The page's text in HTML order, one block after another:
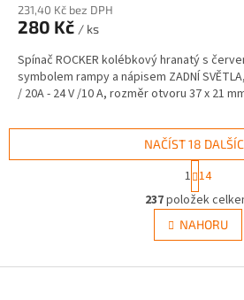
231,40 Kč bez DPH
280 Kč / ks
Spínač ROCKER kolébkový hranatý s
symbolem rampy a nápisem ZADNÍ
/ 20A - 24 V /10 A, rozměr otvoru 37 x 21
O
v
l
á
NAČÍST 18
t
r
á
n
k
v
1 14
237položek
NAHORU